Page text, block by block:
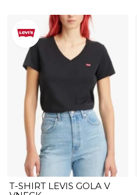
T-SHIRT LEVIS GOLA V